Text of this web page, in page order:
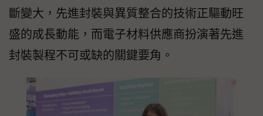
斷變大，先進封裝與異質整合的技術正驅動旺
盛的成長動能，而電子材料供應商扮演著先進
封裝製程不可或缺的關鍵要角。